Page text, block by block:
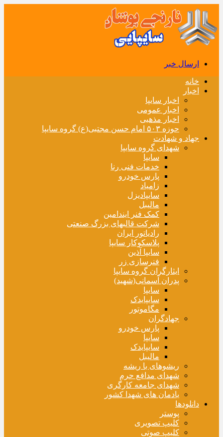
ارسال خبر
خانه
اخبار
اخبار سایپا
اخبار عمومی
اخبار مذهبی
حوزه ۵۰۳ امام حسن مجتبی(ع) گروه سایپا
جهاد و شهادت
شهدای گروه سایپا
سایپا
خدمات فنی رنا
پارس خودرو
زامیاد
سایپادیزل
مالیبل
کمک فنر ایندامین
شرکت قالبهای بزرگ صنعتی
رادیاتور ایران
پلاسکوکار سایپا
سایپا آذین
فنرسازی زر
ایثارگران گروه سایپا
پدران آسمانی(شهید)
سایپا
سایپایدک
مگاموتور
جهادگران
پارس خودرو
سایپا
سایپایدک
مالیبل
ریشوهای با ریشه
شهدای مدافع حرم
شهدای جامعه کارگری
یادمان های شهدا کشور
دانلودها
پوستر
کلیپ تصویری
کلیپ صوتی